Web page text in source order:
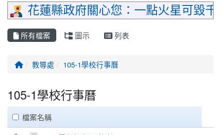
花蓮縣政府關心您：一點火星可毀
所有檔案 圖示 列表
回首頁
教導處 105-1學校行事曆
105-1學校行事曆
clickAll
檔案名稱